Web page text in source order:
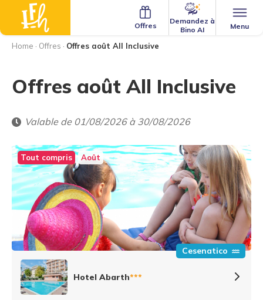
Menu
Demandez à
Bino AI
Offres
Home · Offres · Offres août All Inclusive
Offres août All Inclusive
Valable de 01/08/2026 à 30/08/2026
Tout compris Août
Cesenatico
Hotel Abarth***